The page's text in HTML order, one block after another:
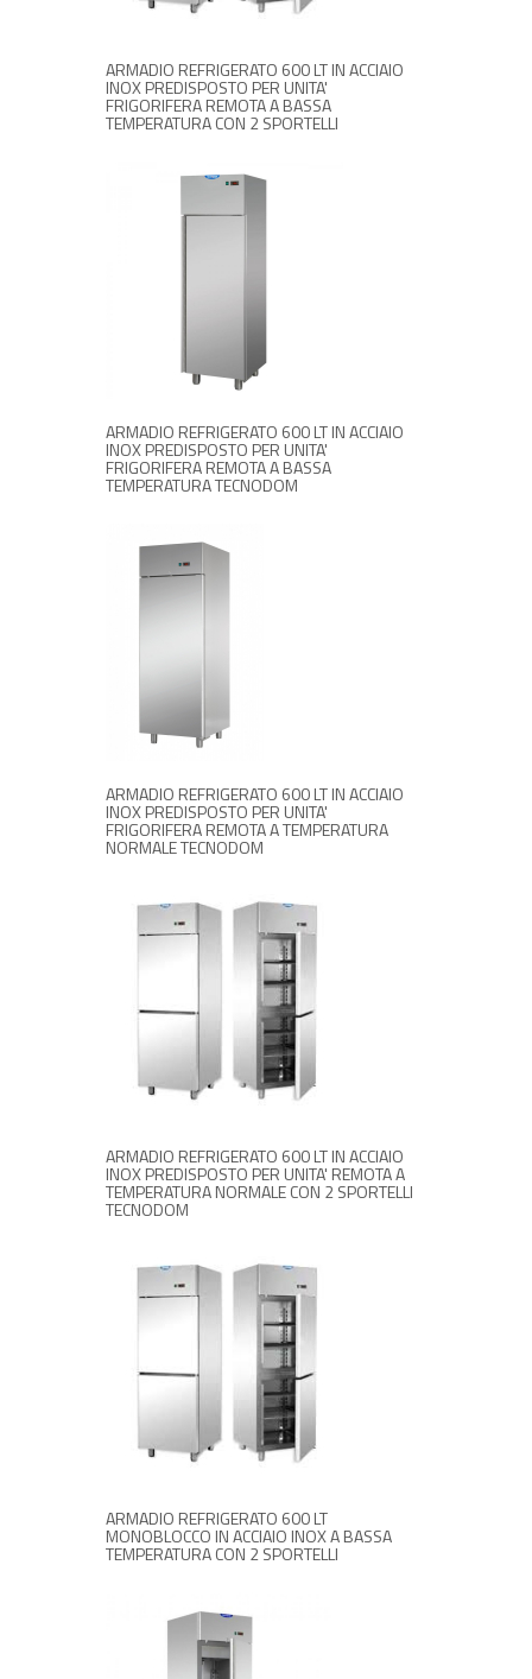
ARMADIO REFRIGERATO 600 LT IN ACCIAIO
INOX PREDISPOSTO PER UNITA'
FRIGORIFERA REMOTA A BASSA
TEMPERATURA CON 2 SPORTELLI
ARMADIO REFRIGERATO 600 LT IN ACCIAIO
INOX PREDISPOSTO PER UNITA'
FRIGORIFERA REMOTA A BASSA
TEMPERATURA TECNODOM
ARMADIO REFRIGERATO 600 LT IN ACCIAIO
INOX PREDISPOSTO PER UNITA'
FRIGORIFERA REMOTA A TEMPERATURA
NORMALE TECNODOM
RICHIEDI INFORMAZIONI
ARMADIO REFRIGERATO 600 LT IN ACCIAIO
INOX PREDISPOSTO PER UNITA' REMOTA A
TEMPERATURA NORMALE CON 2 SPORTELLI
TECNODOM
RICHIEDI INFORMAZIONI
ARMADIO REFRIGERATO 600 LT
MONOBLOCCO IN ACCIAIO INOX A BASSA
TEMPERATURA CON 2 SPORTELLI
RICHIEDI INFORMAZIONI